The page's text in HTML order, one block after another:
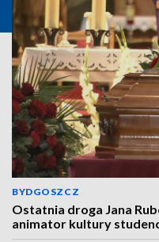
BYDGOSZCZ
Ostatnia droga Jana
animator kultury